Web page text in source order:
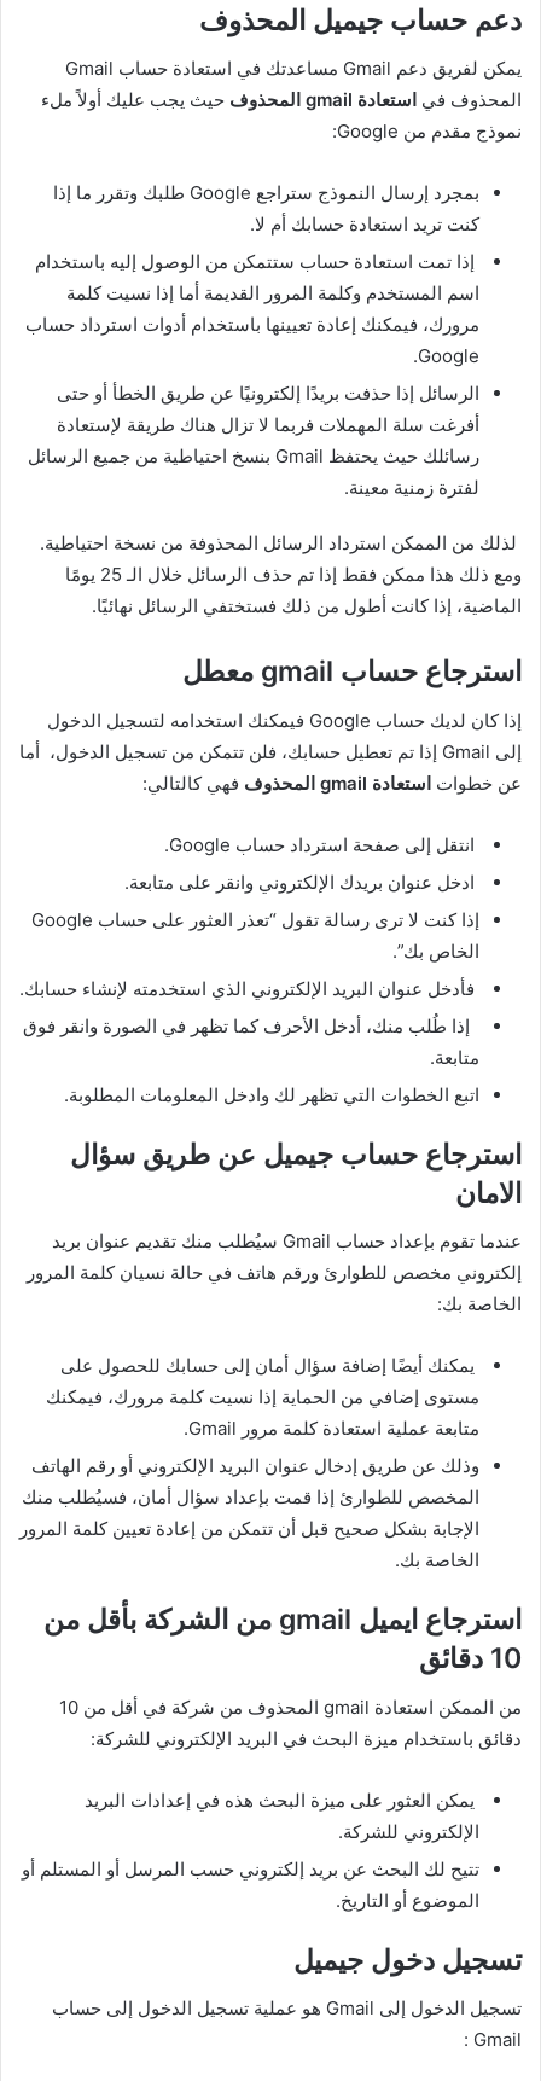
دعم حساب جيميل المحذوف
يمكن لفريق دعم Gmail مساعدتك في استعادة حساب Gmail
المحذوف في استعادة gmail المحذوف
حيث يجب عليك أولاً ملء
نموذج مقدم من Google:
بمجرد إرسال النموذج ستراجع Google طلبك وتقرر ما إذا
كنت تريد استعادة حسابك أم لا.
إذا تمت استعادة حساب ستتمكن من الوصول إليه باستخدام
اسم المستخدم وكلمة المرور القديمة أما إذا نسيت كلمة
مرورك، فيمكنك إعادة تعيينها باستخدام أدوات استرداد حساب
Google.
الرسائل إذا حذفت بريدًا إلكترونيًا عن طريق الخطأ أو حتى
أفرغت سلة المهملات فربما لا تزال هناك طريقة لإستعادة
رسائلك حيث يحتفظ Gmail بنسخ احتياطية من جميع الرسائل
لفترة زمنية معينة.
لذلك من الممكن استرداد الرسائل المحذوفة من نسخة احتياطية.
ومع ذلك هذا ممكن فقط إذا تم حذف الرسائل خلال الـ 25 يومًا
الماضية، إذا كانت أطول من ذلك فستختفي الرسائل نهائيًا.
استرجاع حساب gmail معطل
إذا كان لديك حساب Google فيمكنك استخدامه لتسجيل الدخول
إلى Gmail إذا تم تعطيل حسابك، فلن تتمكن من تسجيل الدخول،
أما
عن خطوات استعادة gmail المحذوف فهي كالتالي:
انتقل إلى صفحة استرداد حساب Google.
ادخل عنوان بريدك الإلكتروني وانقر على متابعة.
إذا كنت لا ترى رسالة تقول “تعذر العثور على حساب Google
الخاص بك”.
فأدخل عنوان البريد الإلكتروني الذي استخدمته لإنشاء حسابك.
إذا طُلب منك، أدخل الأحرف كما تظهر في الصورة وانقر فوق
متابعة.
اتبع الخطوات التي تظهر لك وادخل المعلومات المطلوبة.
استرجاع حساب جيميل عن طريق سؤال
الامان
عندما تقوم بإعداد حساب Gmail سيُطلب منك تقديم عنوان بريد
إلكتروني مخصص للطوارئ ورقم هاتف في حالة نسيان كلمة المرور
الخاصة بك:
يمكنك أيضًا إضافة سؤال أمان إلى حسابك للحصول على
مستوى إضافي من الحماية إذا نسيت كلمة مرورك، فيمكنك
متابعة عملية استعادة كلمة مرور Gmail.
وذلك عن طريق إدخال عنوان البريد الإلكتروني أو رقم الهاتف
المخصص للطوارئ إذا قمت بإعداد سؤال أمان، فسيُطلب منك
الإجابة بشكل صحيح قبل أن تتمكن من إعادة تعيين كلمة المرور
الخاصة بك.
استرجاع ايميل gmail من الشركة بأقل من
10 دقائق
من الممكن استعادة gmail المحذوف من شركة في أقل من 10
دقائق باستخدام ميزة البحث في البريد الإلكتروني للشركة:
يمكن العثور على ميزة البحث هذه في إعدادات البريد
الإلكتروني للشركة.
تتيح لك البحث عن بريد إلكتروني حسب المرسل أو المستلم أو
الموضوع أو التاريخ.
تسجيل دخول جيميل
تسجيل الدخول إلى Gmail هو عملية تسجيل الدخول إلى حساب
Gmail :